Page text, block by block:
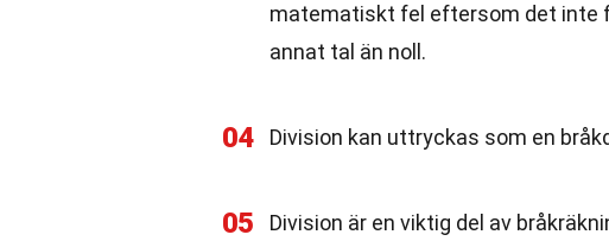
matematiskt fel eftersom det inte
annat tal än noll.
04 Division kan uttryckas som en
05
Division är en viktig del av